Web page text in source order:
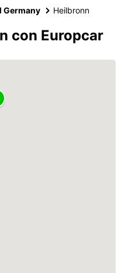
Germany Heilbronn
con Europcar